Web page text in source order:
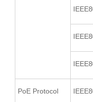
PoE Protocol